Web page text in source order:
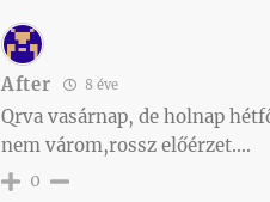
After 8 éve
Qrva vasárnap, de holnap
nem várom,rossz előérzet….
0